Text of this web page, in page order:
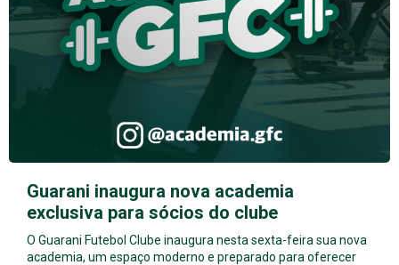
Guarani inaugura nova academia
exclusiva para sócios do clube
O Guarani Futebol Clube inaugura nesta sexta-feira sua nova
academia, um espaço moderno e preparado para oferecer